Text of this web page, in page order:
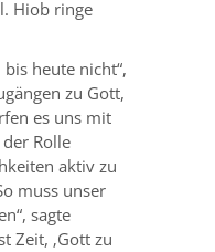
Hiob ringe
heute nicht“,
zu Gott,
es uns mit
Rolle
aktiv zu
muss unser
sagte
Zeit, ‚Gott zu